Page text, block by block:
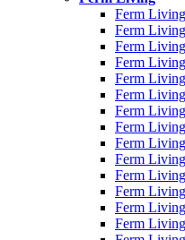
Ferm
Ferm
Ferm
Ferm
Ferm
Ferm
Ferm
Ferm
Ferm
Ferm
Ferm
Ferm
Ferm
Ferm